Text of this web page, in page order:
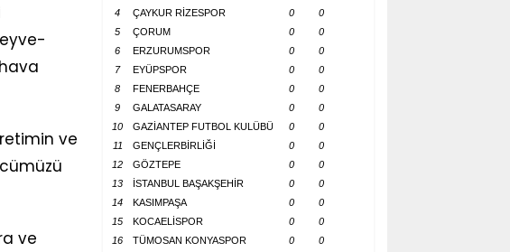
ve
ve
4
ÇAYKUR RİZESPOR 0
0
5
ÇORUM 0
0
6
ERZURUMSPOR 0
0
7
EYÜPSPOR 0
0
8
FENERBAHÇE 0
0
9
GALATASARAY 0
0
10
GAZİANTEP FUTBOL KULÜBÜ 0
0
11
GENÇLERBİRLİĞİ 0
0
12
GÖZTEPE 0
0
13
İSTANBUL BAŞAKŞEHİR 0
0
14
KASIMPAŞA 0
0
15
KOCAELİSPOR 0
0
16
TÜMOSAN KONYASPOR 0
0